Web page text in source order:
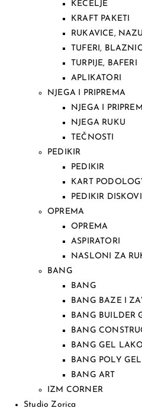
KECELJE
KRAFT PAKETI
RUKAVICE,
TUFERI,
TURPIJE, BAFERI
APLIKATORI
NJEGA I PRIPREMA
NJEGA I
NJEGA RUKU
TEČNOSTI
PEDIKIR
PEDIKIR
KART
PEDIKIR DISKOVI
OPREMA
OPREMA
ASPIRATORI
NASLONI ZA
BANG
BANG
BANG BAZE I
BANG BUILDER
BANG
BANG GEL
BANG POLY GEL
BANG ART
IZM CORNER
Studio Zorica